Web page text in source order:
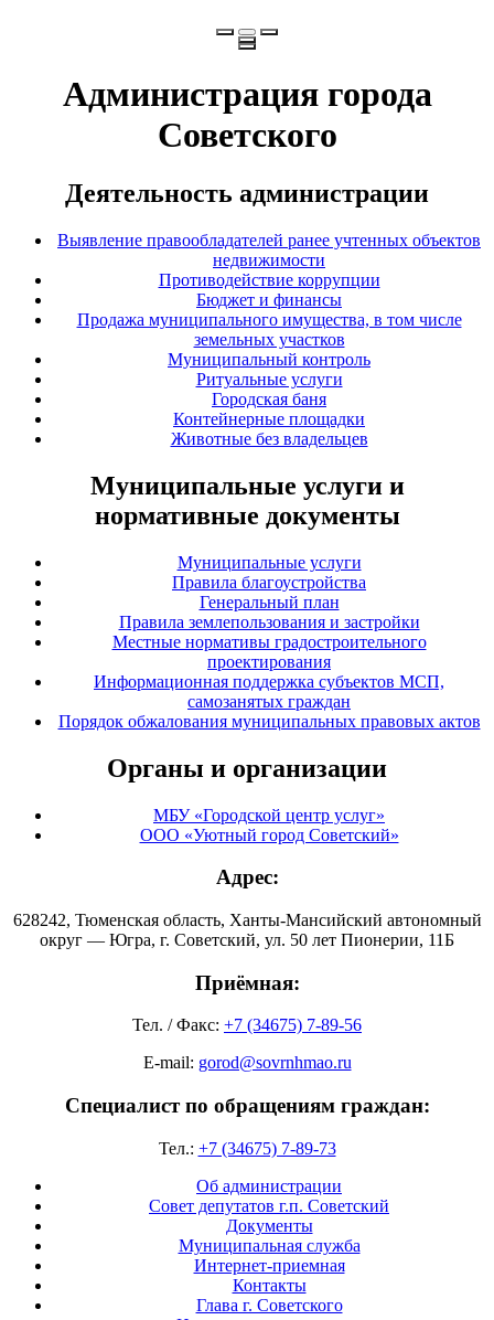
Администрация города
Советского
Деятельность администрации
Выявление правообладателей ранее учтенных объектов
недвижимости
Противодействие коррупции
Бюджет и финансы
Продажа муниципального имущества, в том числе
земельных участков
Муниципальный контроль
Ритуальные услуги
Городская баня
Контейнерные площадки
Животные без владельцев
Муниципальные услуги и
нормативные документы
Муниципальные услуги
Правила благоустройства
Генеральный план
Правила землепользования и застройки
Местные нормативы градостроительного
проектирования
Информационная поддержка субъектов МСП,
самозанятых граждан
Порядок обжалования муниципальных правовых актов
Органы и организации
МБУ «Городской центр услуг»
ООО «Уютный город Советский»
Адрес:
628242, Тюменская область, Ханты-Мансийский автономный
округ — Югра, г. Советский, ул. 50 лет Пионерии, 11Б
Приёмная:
Тел. / Факс: +7 (34675) 7-89-56
E-mail: gorod@sovrnhmao.ru
Специалист по обращениям граждан:
Тел.: +7 (34675) 7-89-73
Об администрации
Совет депутатов г.п. Советский
Документы
Муниципальная служба
Интернет-приемная
Контакты
Глава г. Советского